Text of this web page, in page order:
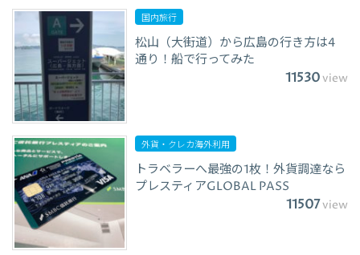
国内旅行
松山（大街道）から広島の行き方は4
通り！船で行ってみた
11530view
外貨・クレカ海外利用
トラベラーへ最強の1枚！外貨調達なら
プレスティアGLOBAL PASS
11507view